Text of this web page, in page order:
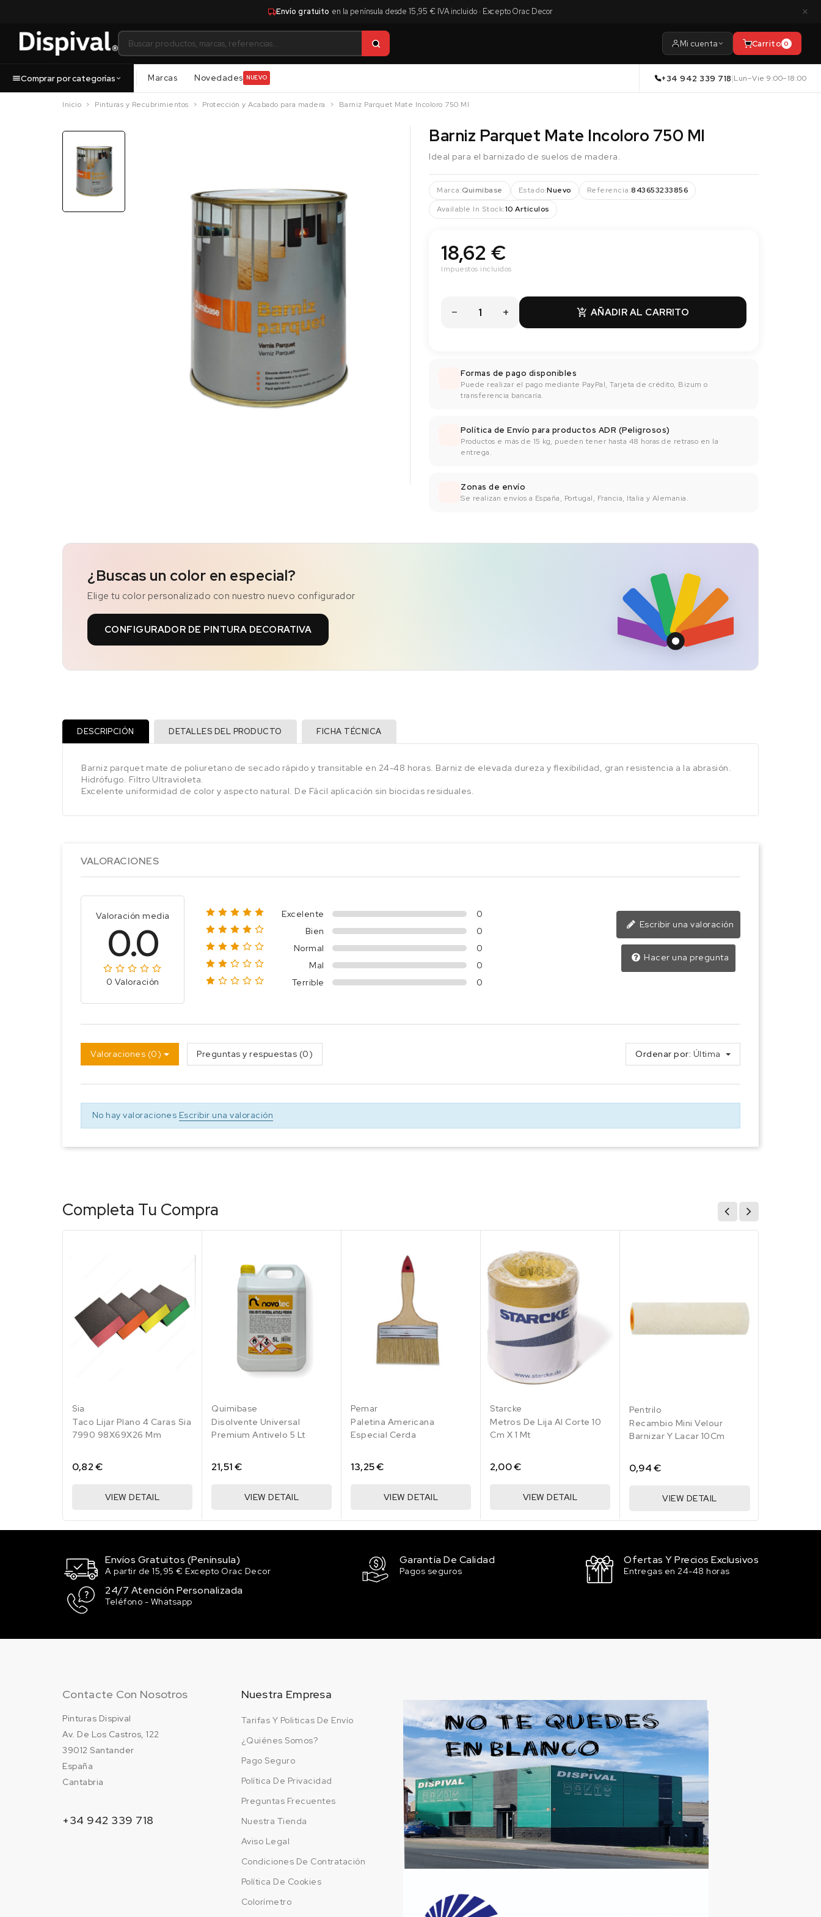
Envío gratuito en la península desde 15,95 € IVA incluido · Excepto Orac Decor ×
Mi cuenta Carrito 0
Comprar por categorías Marcas Novedades NUEVO +34 942 339 718|Lun–Vie 9:00–18:00
Inicio Pinturas y Recubrimientos Protección y Acabado para madera Barniz Parquet Mate Incoloro 750 Ml
Barniz Parquet Mate Incoloro 750 Ml
Ideal para el barnizado de suelos de madera.
Marca:Quimibase Estado:Nuevo Referencia:843653233856
Available In Stock:10 Artículos
18,62 €
Impuestos incluidos
 AÑADIR AL CARRITO
Formas de pago disponibles
Puede realizar el pago mediante PayPal, Tarjeta de crédito, Bizum o
transferencia bancaría.
Política de Envío para productos ADR (Peligrosos)
Productos e más de 15 kg, pueden tener hasta 48 horas de retraso en la
entrega.
Zonas de envío
Se realizan envíos a España, Portugal, Francia, Italia y Alemania.
¿Buscas un color en especial?
Elige tu color personalizado con nuestro nuevo configurador
CONFIGURADOR DE PINTURA DECORATIVA
DESCRIPCIÓN DETALLES DEL PRODUCTO FICHA TÉCNICA
Barniz parquet mate de poliuretano de secado rápido y transitable en 24-48 horas. Barniz de elevada dureza y flexibilidad, gran resistencia a la abrasión.
Hidrófugo. Filtro Ultravioleta.
Excelente uniformidad de color y aspecto natural. De Fácil aplicación sin biocidas residuales.
VALORACIONES
Valoración media
0.0
0 Valoración
Excelente
0
Bien
0
Normal
0
Mal
0
Terrible
0
Escribir una valoración
Hacer una pregunta
Valoraciones (0) Preguntas y respuestas (0) Ordenar por: Última
No hay valoraciones Escribir una valoración
Completa Tu Compra
Sia
Taco Lijar Plano 4 Caras Sia
7990 98X69X26 Mm
0,82 €
VIEW DETAIL
Quimibase
Disolvente Universal
Premium Antivelo 5 Lt
21,51 €
VIEW DETAIL
Pemar
Paletina Americana
Especial Cerda
13,25 €
VIEW DETAIL
Starcke
Metros De Lija Al Corte 10
Cm X 1 Mt
2,00 €
VIEW DETAIL
Pentrilo
Recambio Mini Velour
Barnizar Y Lacar 10Cm
0,94 €
VIEW DETAIL
Envíos Gratuitos (Península)
A partir de 15,95 € Excepto Orac Decor
Garantía De Calidad
Pagos seguros
Ofertas Y Precios Exclusivos
Entregas en 24-48 horas
24/7 Atención Personalizada
Teléfono - Whatsapp
Contacte Con Nosotros
Pinturas Dispival
Av. De Los Castros, 122
39012 Santander
España
Cantabria
+34 942 339 718
Nuestra Empresa
Tarifas Y Politicas De Envío
¿Quiénes Somos?
Pago Seguro
Política De Privacidad
Preguntas Frecuentes
Nuestra Tienda
Aviso Legal
Condiciones De Contratación
Política De Cookies
Colorímetro